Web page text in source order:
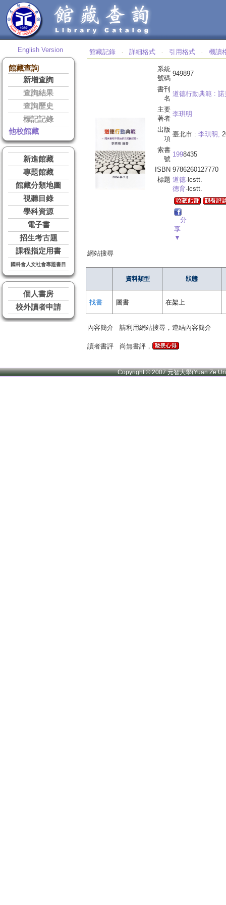
English Version
館藏查詢
新增查詢
查詢結果
查詢歷史
標記記錄
他校館藏
新進館藏
專題館藏
館藏分類地圖
視聽目錄
學科資源
電子書
招生考古題
課程指定用書
國科會人文社會專題書目
個人書房
校外讀者申請
館藏記錄 ‧ 詳細格式 ‧ 引用格式 ‧ 機讀
系統
號碼
949897
書刊
名
道德行動典範 : 諾
主要
著者
李琪明
出版
項
臺北市 : 李琪明,
索書
號
1998435
ISBN 9786260127770
標題 道德-lcstt.
德育-lcstt.
分
享
▼
網站搜尋
資料類型 狀態
找書 圖書 在架上
內容簡介 請利用網站搜尋，連結內容簡介
讀者書評 尚無書評，
Copyright © 2007 元智大學(Yuan Ze